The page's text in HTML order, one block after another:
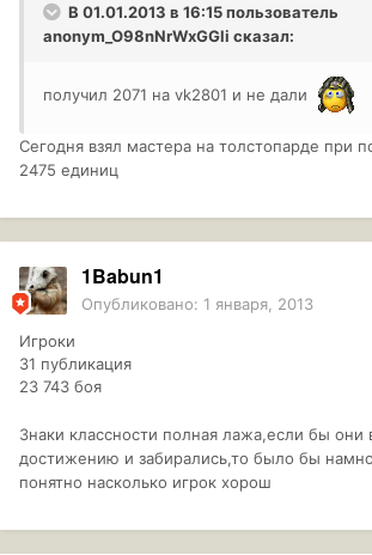
В 01.01.2013 в 16:15 пользователь
anonym_O98nNrWxGGli сказал:
получил 2071 на vk2801 и не дали
Cегодня взял мастера на толстопарде при
2475 единиц
1Babun1
Опубликовано: 1 января, 2013
Игроки
31 публикация
23 743 боя
Знаки классности полная лажа,если бы они
достижению и забирались,то было бы
понятно насколько игрок хорош